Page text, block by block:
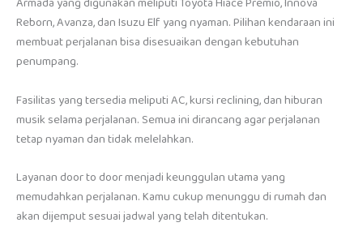
Reborn, Avanza, dan Isuzu Elf yang nyaman. Pilihan kendaraan ini
membuat perjalanan bisa disesuaikan dengan kebutuhan
penumpang.
Fasilitas yang tersedia meliputi AC, kursi reclining, dan hiburan
musik selama perjalanan. Semua ini dirancang agar perjalanan
tetap nyaman dan tidak melelahkan.
Layanan door to door menjadi keunggulan utama yang
memudahkan perjalanan. Kamu cukup menunggu di rumah dan
akan dijemput sesuai jadwal yang telah ditentukan.